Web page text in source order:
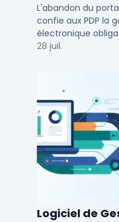
Facturation
Obligatoire
L'abandon du
confie aux PDP la
électronique
et solutions pour
28 juil.
Logiciel de